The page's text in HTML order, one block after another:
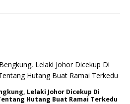
Lelaki Johor Dicekup Di
Hutang Buat Ramai Terkedu